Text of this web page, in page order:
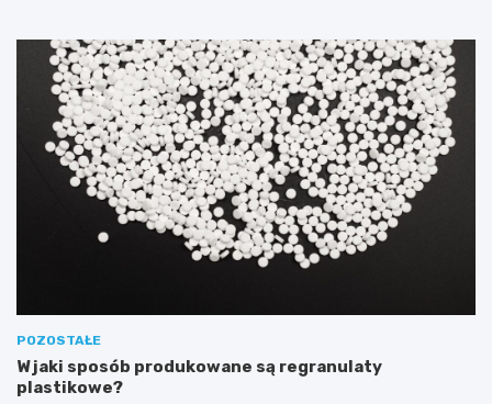
POZOSTAŁE
W jaki sposób produkowane są regranulaty
plastikowe?